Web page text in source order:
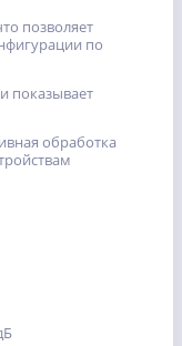
позволяет
по
показывает
обработка